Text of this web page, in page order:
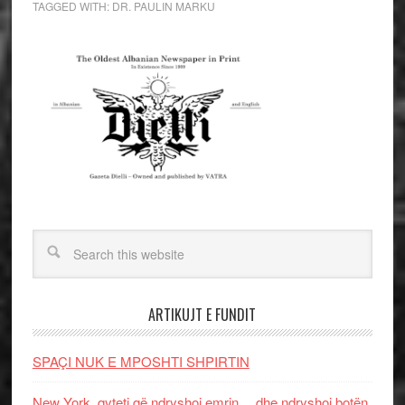
TAGGED WITH: DR. PAULIN MARKU
ARTIKUJT E FUNDIT
SPAÇI NUK E MPOSHTI SHPIRTIN